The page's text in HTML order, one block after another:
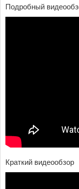
Подробный
Краткий видеообзор